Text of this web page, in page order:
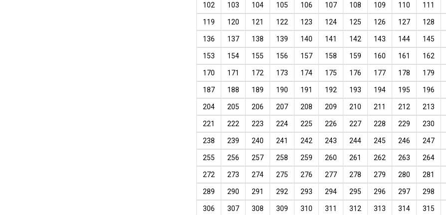
102 103 104 105 106 107 108 109 110 111
119 120 121 122 123 124 125 126 127 128
136 137 138 139 140 141 142 143 144 145
153 154 155 156 157 158 159 160 161 162
170 171 172 173 174 175 176 177 178 179
187 188 189 190 191 192 193 194 195 196
204 205 206 207 208 209 210 211 212 213
221 222 223 224 225 226 227 228 229 230
238 239 240 241 242 243 244 245 246 247
255 256 257 258 259 260 261 262 263 264
272 273 274 275 276 277 278 279 280 281
289 290 291 292 293 294 295 296 297 298
306 307 308 309 310 311 312 313 314 315